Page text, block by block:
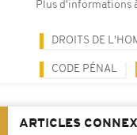
Plus d'informations
DROITS DE
CODE PÉNAL
ARTICLES